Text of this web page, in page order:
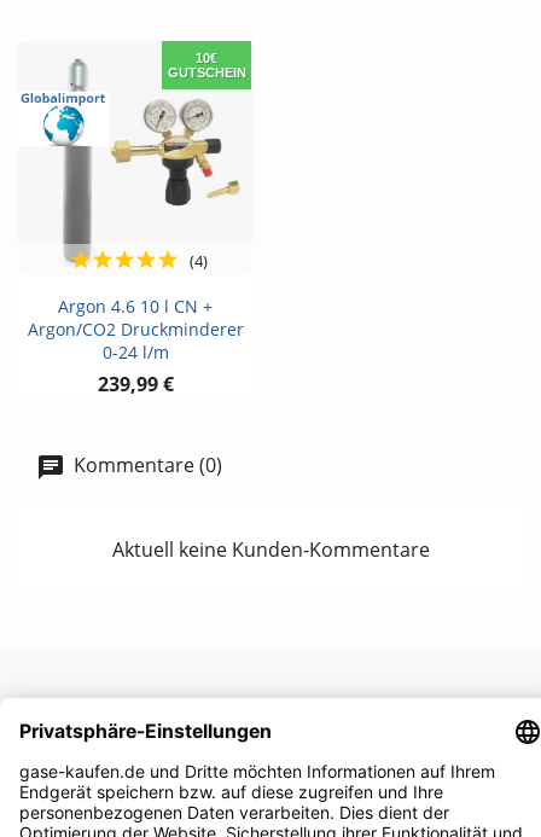
10€
GUTSCHEIN
Argon 4.6 10 l CN +
Argon/CO2 Druckminderer
0-24 l/m
239,99 €
(4)
Kommentare (0)
Aktuell keine Kunden-Kommentare
UNTERNEHMEN
RECHTLICHES 